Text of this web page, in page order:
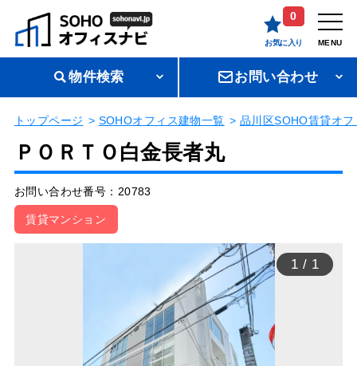
0
お気に入り MENU
物件検索 お問い合わせ
トップページ SOHOオフィス建物一覧 品川区SOHO賃貸オフ
ＰＯＲＴＯ白金長者丸
お問い合わせ番号：20783
賃貸マンション
1 / 1